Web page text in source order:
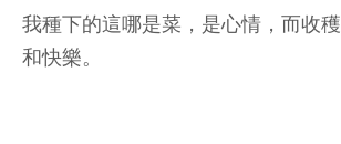
我種下的這哪是菜，是心情，而收
和快樂。